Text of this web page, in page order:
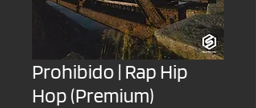
Prohibido | Rap Hip
Hop (Premium)